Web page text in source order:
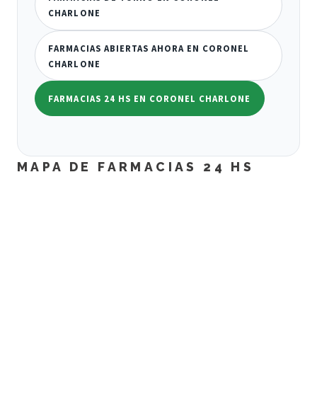
CHARLONE
FARMACIAS ABIERTAS AHORA EN CORONEL
CHARLONE
FARMACIAS 24 HS EN CORONEL CHARLONE
MAPA DE FARMACIAS 24 HS